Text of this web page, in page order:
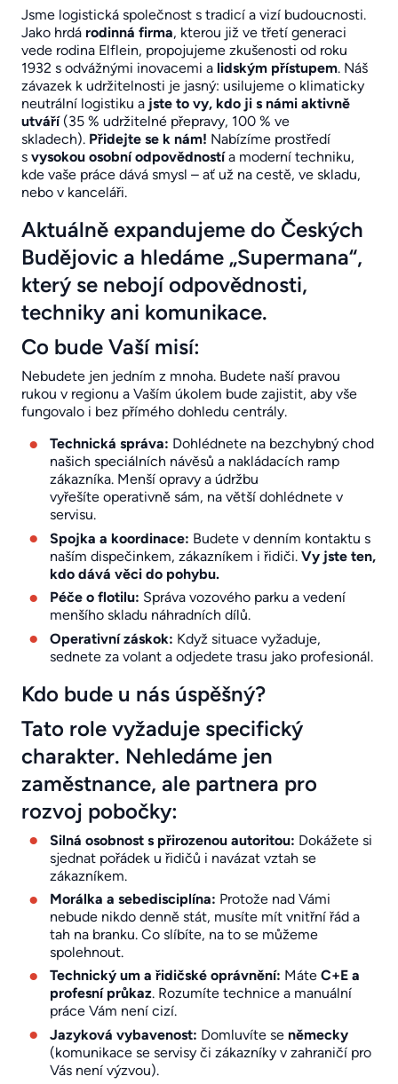
Jsme logistická společnost s tradicí a vizí budoucnosti.
Jako hrdá rodinná firma, kterou již ve třetí generaci
vede rodina Elflein, propojujeme zkušenosti od roku
1932 s odvážnými inovacemi a lidským přístupem. Náš
závazek k udržitelnosti je jasný: usilujeme o klimaticky
neutrální logistiku a jste to vy, kdo ji s námi aktivně
utváří(35 % udržitelné přepravy, 100 % ve
skladech). Přidejte se k nám! Nabízíme prostředí
s vysokou osobní odpovědnostía moderní techniku,
kde vaše práce dává smysl – ať už na cestě, ve skladu,
nebo v kanceláři.
Aktuálně expandujeme do Českých
Budějovic a hledáme „Supermana“,
který se nebojí odpovědnosti,
techniky ani komunikace.
Co bude Vaší misí:
Nebudete jen jedním z mnoha. Budete naší pravou
rukou v regionu a Vaším úkolem bude zajistit, aby vše
fungovalo i bez přímého dohledu centrály.
Technická správa: Dohlédnete na bezchybný chod
našich speciálních návěsů a nakládacích ramp
zákazníka. Menší opravy a údržbu
vyřešíte operativně sám, na větší dohlédnete v
servisu.
Spojka a koordinace: Budete v denním kontaktu s
naším dispečinkem, zákazníkem i řidiči. Vy jste ten,
kdo dává věci do pohybu.
Péče o flotilu: Správa vozového parku a vedení
menšího skladu náhradních dílů.
Operativní záskok: Když situace vyžaduje,
sednete za volant a odjedete trasu jako profesionál.
Kdo bude u nás úspěšný?
Tato role vyžaduje specifický
charakter. Nehledáme jen
zaměstnance, ale partnera pro
rozvoj pobočky:
Silná osobnost s přirozenou autoritou: Dokážete si
sjednat pořádek u řidičů i navázat vztah se
zákazníkem.
Morálka a sebedisciplína: Protože nad Vámi
nebude nikdo denně stát, musíte mít vnitřní řád a
tah na branku. Co slíbíte, na to se můžeme
spolehnout.
Technický um a řidičské oprávnění: Máte C+E a
profesní průkaz. Rozumíte technice a manuální
práce Vám není cizí.
Jazyková vybavenost: Domluvíte se německy
(komunikace se servisy či zákazníky v zahraničí pro
Vás není výzvou).